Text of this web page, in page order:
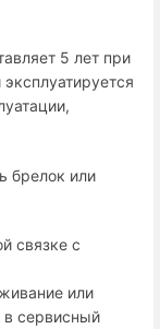
5 лет при
брелок или
связке с
или
в сервисный